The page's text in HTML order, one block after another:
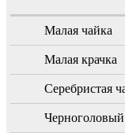
Малая чайка
Малая крачка
Серебристая
Черноголовый